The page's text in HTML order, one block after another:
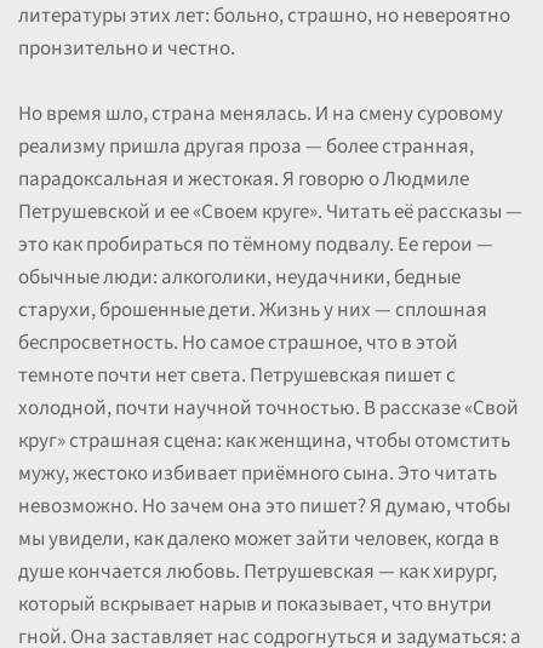
литературы этих лет: больно, страшно, но невероятно
пронзительно и честно.
Но время шло, страна менялась. И на смену суровому
реализму пришла другая проза — более странная,
парадоксальная и жестокая. Я говорю о Людмиле
Петрушевской и ее «Своем круге». Читать её рассказы —
это как пробираться по тёмному подвалу. Ее герои —
обычные люди: алкоголики, неудачники, бедные
старухи, брошенные дети. Жизнь у них — сплошная
беспросветность. Но самое страшное, что в этой
темноте почти нет света. Петрушевская пишет с
холодной, почти научной точностью. В рассказе «Свой
круг» страшная сцена: как женщина, чтобы отомстить
мужу, жестоко избивает приёмного сына. Это читать
невозможно. Но зачем она это пишет? Я думаю, чтобы
мы увидели, как далеко может зайти человек, когда в
душе кончается любовь. Петрушевская — как хирург,
который вскрывает нарыв и показывает, что внутри
гной. Она заставляет нас содрогнуться и задуматься: а